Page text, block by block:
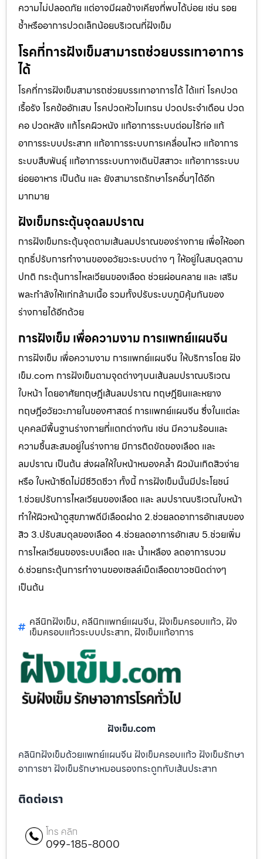
ความไม่ปลอดภัย แต่อาจมีผลข้างเคียงที่พบได้บ่อย เช่น รอย
ช้ำหรืออาการปวดเล็กน้อยบริเวณที่ฝังเข็ม
โรคที่การฝังเข็มสามารถช่วยบรรเทาอาการ
ได้
โรคที่การฝังเข็มสามารถช่วยบรรเทาอาการได้ ได้แก่ โรคปวด
เรื้อรัง โรคข้ออักเสบ โรคปวดหัวไมเกรน ปวดประจําเดือน ปวด
คอ ปวดหลัง แก้โรคผิวหนัง แก้อาการระบบต่อมไร้ท่อ แก้
อาการระบบประสาท แก้อาการระบบการเคลื่อนไหว แก้อาการ
ระบบสืบพันธุ์ แก้อาการระบบทางเดินปัสสาวะ แก้อาการระบบ
ย่อยอาหาร เป็นต้น และ ยังสามารถรักษาโรคอื่นๆได้อีก
มากมาย
ฝังเข็มกระตุ้นจุดลมปราณ
การฝังเข็มกระตุ้นจุดตามเส้นลมปราณของร่างกาย เพื่อให้ออก
ฤทธิ์ปรับการทำงานของอวัยวะระบบต่าง ๆ ให้อยู่ในสมดุลตาม
ปกติ กระตุ้นการไหลเวียนของเลือด ช่วยผ่อนคลาย และ เสริม
พละกำลังให้แก่กล้ามเนื้อ รวมทั้งปรับระบบภูมิคุ้มกันของ
ร่างกายได้อีกด้วย
การฝังเข็ม เพื่อความงาม การแพทย์แผนจีน
การฝังเข็ม เพื่อความงาม การแพทย์แผนจีน ให้บริการโดย ฝัง
เข็ม.com การฝังเข็มตามจุดต่างๆบนเส้นลมปราณบริเวณ
ใบหน้า โดยอาศัยทฤษฎีเส้นลมปราณ ทฤษฎียินและหยาง
ทฤษฎีอวัยวะภายในของศาสตร์ การแพทย์แผนจีน ซึ่งในแต่ละ
บุคคลมีพื้นฐานร่างกายที่แตกต่างกัน เช่น มีความร้อนและ
ความชื้นสะสมอยู่ในร่างกาย มีการติดขัดของเลือด และ
ลมปราณ เป็นต้น ส่งผลให้ใบหน้าหมองคล้ำ ผิวมันเกิดสิวง่าย
หรือ ใบหน้าซีดไม่มีชีวิตชีวา ทั้งนี้ การฝังเข็มนั้นมีประโยชน์
1.ช่วยปรับการไหลเวียนของเลือด และ ลมปราณบริเวณใบหน้า
ทำให้ผิวหน้าดูสุขภาพดีมีเลือดฝาด 2.ช่วยลดอาการอักเสบของ
สิว 3.ปรับสมดุลของเลือด 4.ช่วยลดอาการอักเสบ 5.ช่วยเพิ่ม
การไหลเวียนของระบบเลือด และ น้ำเหลือง ลดอาการบวม
6.ช่วยกระตุ้นการทำงานของเซลล์เม็ดเลือดขาวชนิดต่างๆ
เป็นต้น
คลีนิกฝังเข็ม, คลีนิกแพทย์แผนจีน, ฝังเข็มครอบแก้ว, ฝัง
เข็มครอบแก้วระบบประสาท, ฝังเข็มแก้อาการ
ฝังเข็ม.com
คลินิกฝังเข็มด้วยแพทย์แผนจีน ฝังเข็มครอบแก้ว ฝังเข็มรักษา
อาการชา ฝังเข็มรักษาหมอนรองกระดูกทับเส้นประสาท
ติดต่อเรา
โทร คลิก
099-185-8000